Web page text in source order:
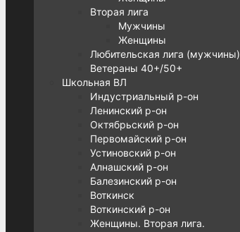
Вторая лига
Мужчины
Женщины
Любительская лига (мужчины)
Ветераны 40+/50+
Школьная ВЛ
Индустриальный р-он
Ленинский р-он
Октябрьский р-он
Первомайский р-он
Устиновский р-он
Алнашский р-он
Балезинский р-он
Воткинск
Воткинский р-он
Женщины. Вторая лига.